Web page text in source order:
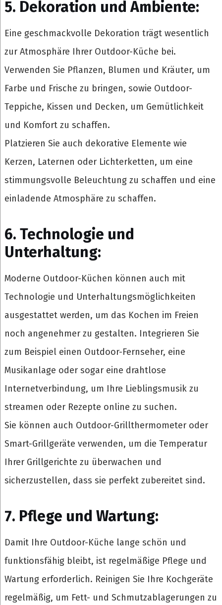
5. Dekoration und Ambiente:
Eine geschmackvolle Dekoration trägt wesentlich
zur Atmosphäre Ihrer Outdoor-Küche bei.
Verwenden Sie Pflanzen, Blumen und Kräuter, um
Farbe und Frische zu bringen, sowie Outdoor-
Teppiche, Kissen und Decken, um Gemütlichkeit
und Komfort zu schaffen.
Platzieren Sie auch dekorative Elemente wie
Kerzen, Laternen oder Lichterketten, um eine
stimmungsvolle Beleuchtung zu schaffen und eine
einladende Atmosphäre zu schaffen.
6. Technologie und
Unterhaltung:
Moderne Outdoor-Küchen können auch mit
Technologie und Unterhaltungsmöglichkeiten
ausgestattet werden, um das Kochen im Freien
noch angenehmer zu gestalten. Integrieren Sie
zum Beispiel einen Outdoor-Fernseher, eine
Musikanlage oder sogar eine drahtlose
Internetverbindung, um Ihre Lieblingsmusik zu
streamen oder Rezepte online zu suchen.
Sie können auch Outdoor-Grillthermometer oder
Smart-Grillgeräte verwenden, um die Temperatur
Ihrer Grillgerichte zu überwachen und
sicherzustellen, dass sie perfekt zubereitet sind.
7. Pflege und Wartung:
Damit Ihre Outdoor-Küche lange schön und
funktionsfähig bleibt, ist regelmäßige Pflege und
Wartung erforderlich. Reinigen Sie Ihre Kochgeräte
regelmäßig, um Fett- und Schmutzablagerungen zu